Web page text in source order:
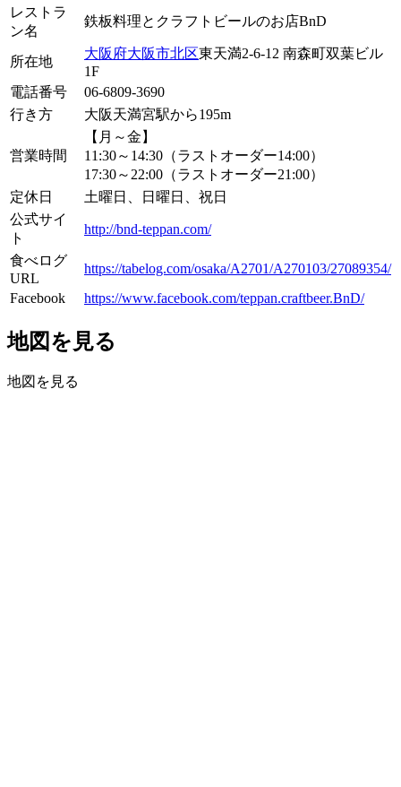
レストラ
ン名
鉄板料理とクラフトビールのお店BnD
所在地
大阪府大阪市北区東天満2-6-12 南森町双葉ビル
1F
電話番号
06-6809-3690
行き方
大阪天満宮駅から195m
営業時間
【月～金】
11:30～14:30（ラストオーダー14:00）
17:30～22:00（ラストオーダー21:00）
定休日
土曜日、日曜日、祝日
公式サイ
ト
http://bnd-teppan.com/
食べログ
URL
https://tabelog.com/osaka/A2701/A270103/27089354/
Facebook
https://www.facebook.com/teppan.craftbeer.BnD/
地図を見る
地図を見る